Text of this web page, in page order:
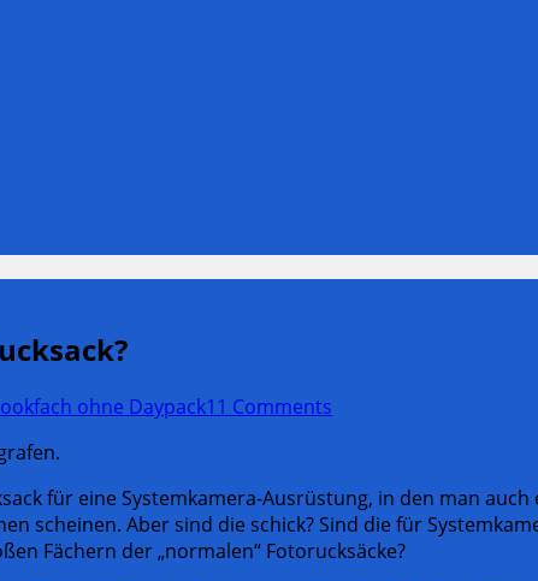
ohne Daypack11 Comments
für eine Systemkamera-Ausrüstung, in den man
scheinen. Aber sind die schick? Sind die für
Fächern der „normalen“ Fotorucksäcke?